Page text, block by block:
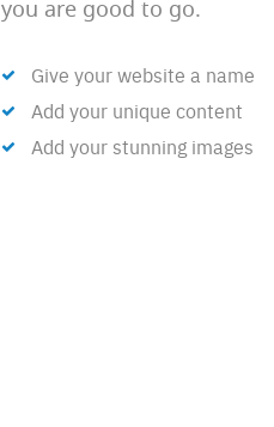
you are good to go.
Give your website a name
Add your unique content
Add your stunning images